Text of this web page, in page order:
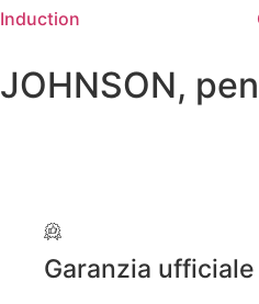
Induction
JOHNSON,
Garanzia